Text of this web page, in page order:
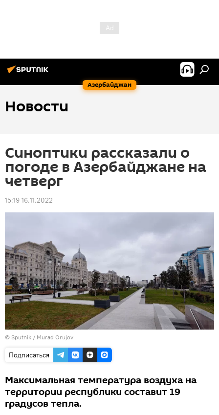
Азербайджан
Новости
Синоптики рассказали о
погоде в Азербайджане на
четверг
15:19 16.11.2022
© Sputnik / Murad Orujov
Подписаться
Максимальная температура воздуха на
территории республики составит 19
градусов тепла.